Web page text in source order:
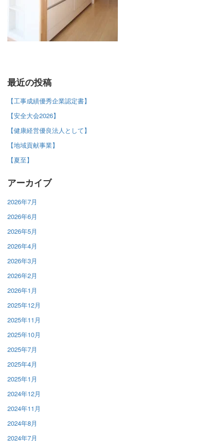
最近の投稿
【工事成績優秀企業認定書】
【安全大会2026】
【健康経営優良法人として】
【地域貢献事業】
【夏至】
アーカイブ
2026年7月
2026年6月
2026年5月
2026年4月
2026年3月
2026年2月
2026年1月
2025年12月
2025年11月
2025年10月
2025年7月
2025年4月
2025年1月
2024年12月
2024年11月
2024年8月
2024年7月